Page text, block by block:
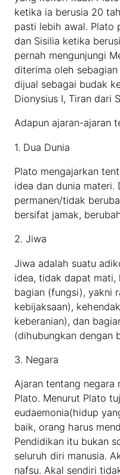
ketika ia berusia 20
pasti lebih awal. Plato
dan Sisilia ketika
pernah mengunjungi
diterima oleh
dijual sebagai budak
Dionysius I, Tiran dari
Adapun ajaran-ajaran
1. Dua Dunia
Plato mengajarkan
idea dan dunia materi.
permanen/tidak
bersifat jamak,
2. Jiwa
Jiwa adalah suatu
idea, tidak dapat
bagian (fungsi), yakni
kebijaksaan),
keberanian), dan
(dihubungkan dengan
3. Negara
Ajaran tentang negara
Plato. Menurut Plato
eudaemonia(hidup
baik, orang harus
Pendidikan itu bukan
seluruh diri manusia.
nafsu. Akal sendiri